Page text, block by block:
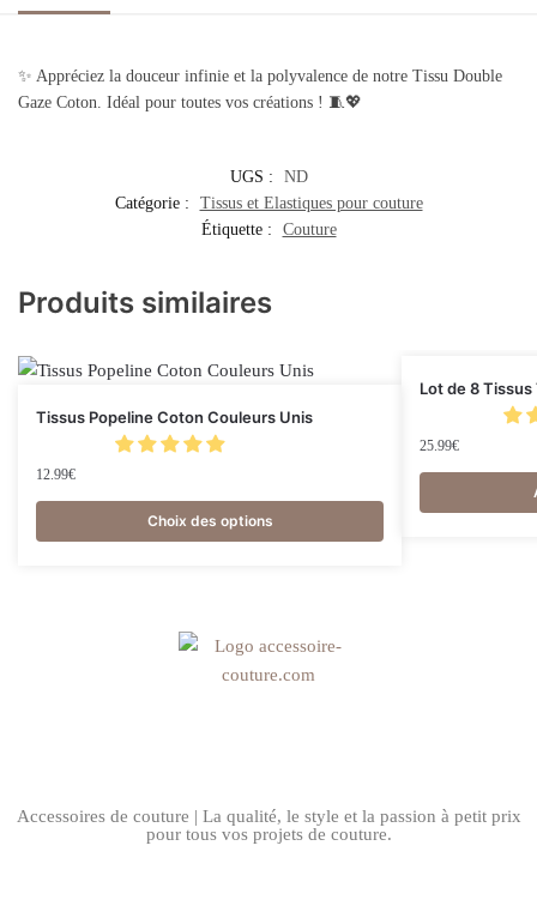
✨ Appréciez la douceur infinie et la polyvalence de notre Tissu Double
Gaze Coton. Idéal pour toutes vos créations ! 🧵💖
UGS :
ND
Catégorie :
Tissus et Elastiques pour couture
Étiquette :
Couture
Produits similaires
Tissus Popeline Coton Couleurs Unis
12.99€
Choix des options
Lot de 8
25.99€
Accessoires de couture | La qualité, le style et la passion à petit prix
pour tous vos projets de couture.